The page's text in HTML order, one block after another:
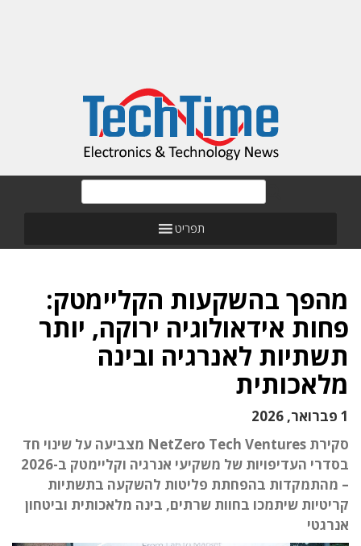
תפריט
מהפך בהשקעות הקליימטק:
פחות אידאולוגיה ירוקה, יותר
תשתיות לאנרגיה ובינה
מלאכותית
1 פברואר, 2026
סקירת NetZero Tech Ventures מצביעה על שינוי חד
בסדרי העדיפויות של משקיעי אנרגיה וקליימטק ב-2026
– מהתמקדות בהפחתת פליטות להשקעה בתשתיות
קריטיות שיתמכו בחוות שרתים, בינה מלאכותית וביטחון
אנרגטי